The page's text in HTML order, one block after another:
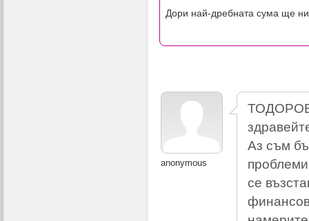
Дори най-дребната сума ще
anonymous
Аз съм
се